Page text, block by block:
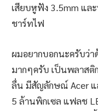
เสียบหูฟัง 3.5mm แล
ชาร์ทไฟ
ผมอยากบอกนะครับว่า
มากๆครับ เป็นพลาสติ
ลื่น มีสัญลักษณ์ Acer แ
5 ล้านพิกเซล แฟลช